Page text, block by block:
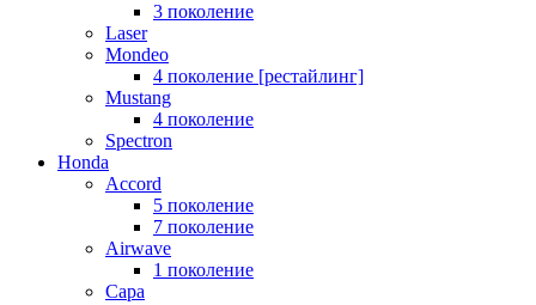
3 поколение
Laser
Mondeo
4 поколение [рестайлинг]
Mustang
4 поколение
Spectron
Honda
Accord
5 поколение
7 поколение
Airwave
1 поколение
Capa